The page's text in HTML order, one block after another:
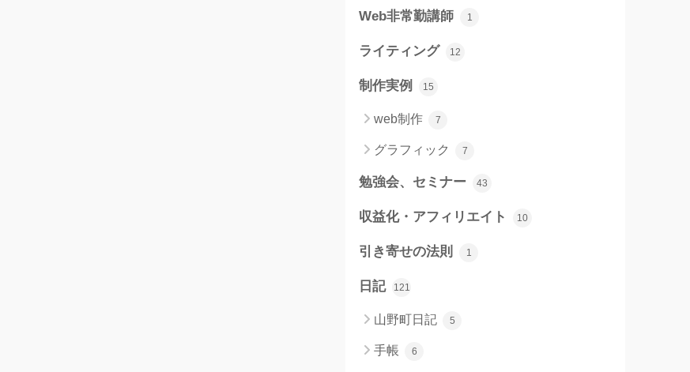
Web非常勤講師 1
ライティング 12
制作実例 15
web制作 7
グラフィック 7
勉強会、セミナー 43
収益化・アフィリエイト 10
引き寄せの法則 1
日記 121
山野町日記 5
手帳 6